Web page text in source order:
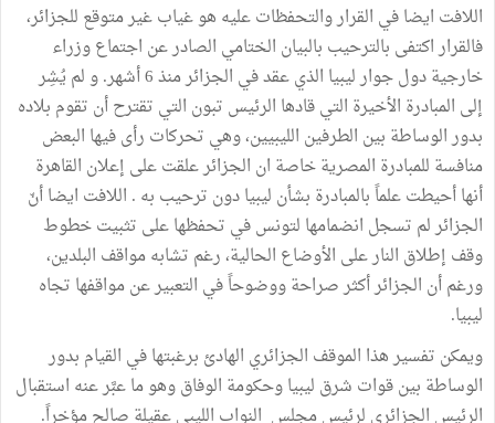
اللافت ايضا في القرار والتحفظات عليه هو غياب غير متوقع للجزائر،
فالقرار اكتفى بالترحيب بالبيان الختامي الصادر عن اجتماع وزراء
خارجية دول جوار ليبيا الذي عقد في الجزائر منذ 6 أشهر. و لم يُشِر
إلى المبادرة الأخيرة التي قادها الرئيس تبون التي تقترح أن تقوم بلاده
بدور الوساطة بين الطرفين الليبيين، وهي تحركات رأى فيها البعض
منافسة للمبادرة المصرية خاصة ان الجزائر علقت على إعلان القاهرة
أنها أحيطت علماً بالمبادرة بشأن ليبيا دون ترحيب به . اللافت ايضا أنّ
الجزائر لم تسجل انضمامها لتونس في تحفظها على تثبيت خطوط
وقف إطلاق النار على الأوضاع الحالية، رغم تشابه مواقف البلدين،
ورغم أن الجزائر أكثر صراحة ووضوحاً في التعبير عن مواقفها تجاه
ليبيا.
ويمكن تفسير هذا الموقف الجزائري الهادئ برغبتها في القيام بدور
الوساطة بين قوات شرق ليبيا وحكومة الوفاق وهو ما عبَّر عنه استقبال